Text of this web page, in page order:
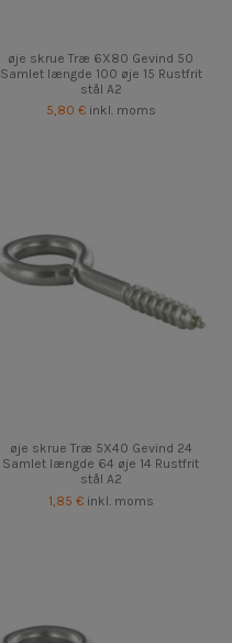
øje skrue Træ 6X80 Gevind 50
Samlet længde 100 øje 15 Rustfrit
stål A2
5,80 € inkl. moms
øje skrue Træ 5X40 Gevind 24
Samlet længde 64 øje 14 Rustfrit
stål A2
1,85 € inkl. moms